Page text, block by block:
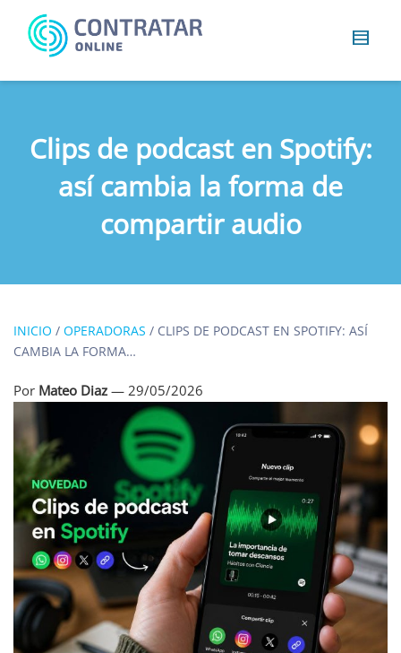
Busca
Clips de podcast en Spotify:
así cambia la forma de
compartir audio
INICIO / OPERADORAS / CLIPS DE PODCAST EN SPOTIFY: ASÍ
CAMBIA LA FORMA…
Por Mateo Diaz — 29/05/2026